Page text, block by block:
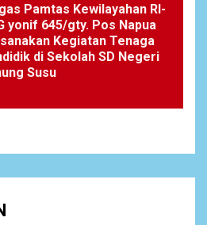
Pamtas Kewilayahan RI-
yonif 645/gty. Pos Napua
Kegiatan Tenaga
di Sekolah SD Negeri
Susu